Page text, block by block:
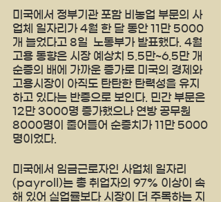
미국에서 정부기관 포함 비농업 부문의 사
업체 일자리가 4월 한 달 동안 11만 5000
개 늘었다고 8일  노동부가 발표했다. 4월
고용 동향은 시장 예상치 5.5만~6.5만 개
순증의 배에 가까운 증가로 미국의 경제와
고용시장이 아직도 탄탄한 탄력성을 유지
하고 있다는 반증으로 보인다. 민간 부문은
12만 3000명 증가했으나 연방 공무원
8000명이 줄어들어 순증치가 11만 5000
명이었다.
미국에서 임금근로자인 사업체 일자리
(payroll)는 총 취업자의 97% 이상이 속
해 있어 실업률보다 시장이 더 주목하는 지